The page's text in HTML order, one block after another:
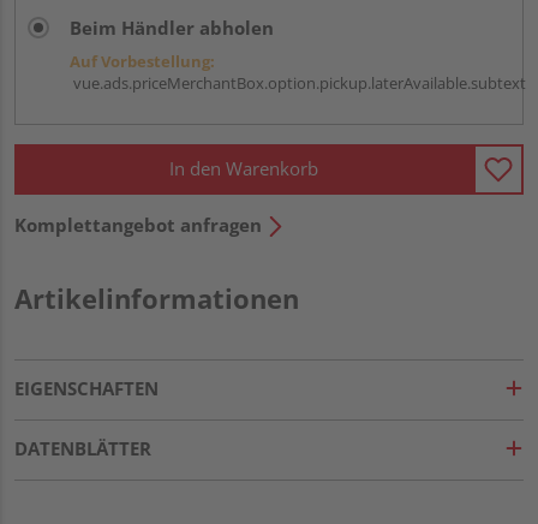
Beim Händler abholen
Auf Vorbestellung:
vue.ads.priceMerchantBox.option.pickup.laterAvailable.subtext
In den Warenkorb
Komplettangebot anfragen
Artikelinformationen
EIGENSCHAFTEN
DATENBLÄTTER